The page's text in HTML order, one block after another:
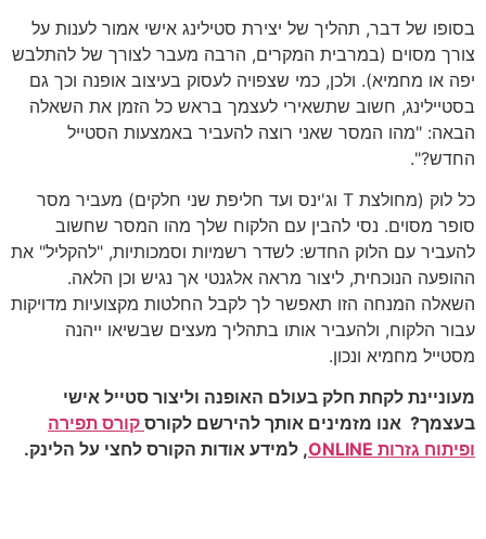
בסופו של דבר, תהליך של יצירת סטילינג אישי אמור לענות על
צורך מסוים (במרבית המקרים, הרבה מעבר לצורך של להתלבש
יפה או מחמיא). ולכן, כמי שצפויה לעסוק בעיצוב אופנה וכך גם
בסטיילינג, חשוב שתשאירי לעצמך בראש כל הזמן את השאלה
הבאה: "מהו המסר שאני רוצה להעביר באמצעות הסטייל
החדש?".
כל לוק (מחולצת T וג'ינס ועד חליפת שני חלקים) מעביר מסר
סופר מסוים. נסי להבין עם הלקוח שלך מהו המסר שחשוב
להעביר עם הלוק החדש: לשדר רשמיות וסמכותיות, "להקליל" את
ההופעה הנוכחית, ליצור מראה אלגנטי אך נגיש וכן הלאה.
השאלה המנחה הזו תאפשר לך לקבל החלטות מקצועיות מדויקות
עבור הלקוח, ולהעביר אותו בתהליך מעצים שבשיאו ייהנה
מסטייל מחמיא ונכון.
מעוניינת לקחת חלק בעולם האופנה וליצור סטייל אישי
בעצמך? אנו מזמינים אותך להירשם לקורס קורס תפירה
ופיתוח גזרות ONLINE
, למידע אודות הקורס לחצי על הלינק.